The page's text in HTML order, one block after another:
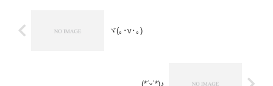
ヾ(｡･v･｡)
(*ˊᵕˋ*)♪